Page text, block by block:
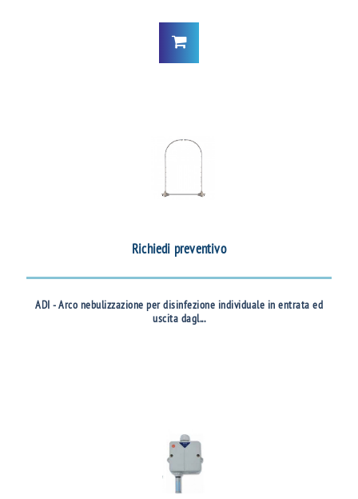
Richiedi preventivo
ADI - Arco nebulizzazione per disinfezione individuale in entrata ed
uscita dagl...